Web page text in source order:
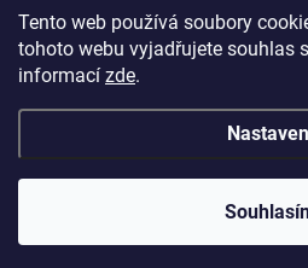
Tento web používá soubory
tohoto webu vyjadřujete souhlas
informací zde.
https://www.youtube.com/
Hardware Cave .